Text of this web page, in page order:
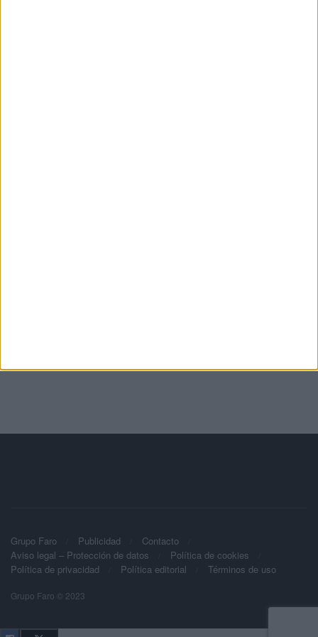
Grupo Faro Publicidad
Contacto
Aviso legal – Protección de datos
Política de cookies
Política de privacidad
Política editorial Términos de uso
Grupo Faro © 2023